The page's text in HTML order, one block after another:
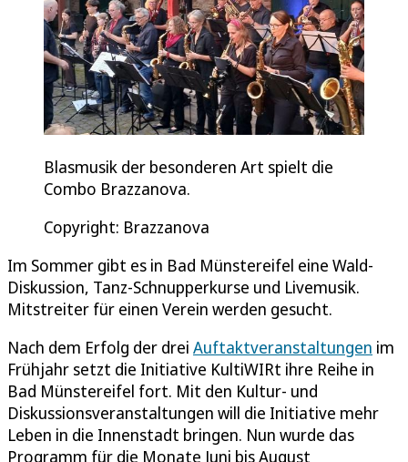
Blasmusik der besonderen Art spielt die
Combo Brazzanova.
Copyright: Brazzanova
Im Sommer gibt es in Bad Münstereifel eine Wald-
Diskussion, Tanz-Schnupperkurse und Livemusik.
Mitstreiter für einen Verein werden gesucht.
Nach dem Erfolg der drei Auftaktveranstaltungen im
Frühjahr setzt die Initiative KultiWIRt ihre Reihe in
Bad Münstereifel fort. Mit den Kultur- und
Diskussionsveranstaltungen will die Initiative mehr
Leben in die Innenstadt bringen. Nun wurde das
Programm für die Monate Juni bis August